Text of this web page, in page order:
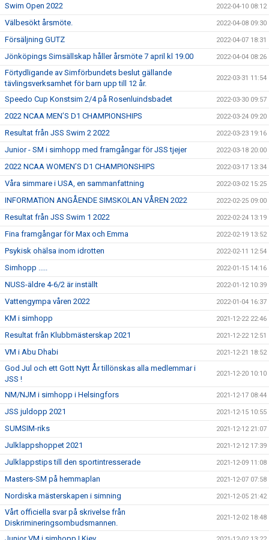
Swim Open 2022 2022-04-10 08:12
Välbesökt årsmöte. 2022-04-08 09:30
Försäljning GUTZ 2022-04-07 18:31
Jönköpings Simsällskap håller årsmöte 7 april kl 19.00 2022-04-04 08:26
Förtydligande av Simförbundets beslut gällande
tävlingsverksamhet för barn upp till 12 år.
2022-03-31 11:54
Speedo Cup Konstsim 2/4 på Rosenluindsbadet 2022-03-30 09:57
2022 NCAA MEN’S D1 CHAMPIONSHIPS 2022-03-24 09:20
Resultat från JSS Swim 2 2022 2022-03-23 19:16
Junior - SM i simhopp med framgångar för JSS tjejer 2022-03-18 20:00
2022 NCAA WOMEN’S D1 CHAMPIONSHIPS 2022-03-17 13:34
Våra simmare i USA, en sammanfattning 2022-03-02 15:25
INFORMATION ANGÅENDE SIMSKOLAN VÅREN 2022 2022-02-25 09:00
Resultat från JSS Swim 1 2022 2022-02-24 13:19
Fina framgångar för Max och Emma 2022-02-19 13:52
Psykisk ohälsa inom idrotten 2022-02-11 12:54
Simhopp ..... 2022-01-15 14:16
NUSS-äldre 4-6/2 är inställt 2022-01-12 10:39
Vattengympa våren 2022 2022-01-04 16:37
KM i simhopp 2021-12-22 22:46
Resultat från Klubbmästerskap 2021 2021-12-22 12:51
VM i Abu Dhabi 2021-12-21 18:52
God Jul och ett Gott Nytt År tillönskas alla medlemmar i
JSS !
2021-12-20 10:10
NM/NJM i simhopp i Helsingfors 2021-12-17 08:44
JSS juldopp 2021 2021-12-15 10:55
SUMSIM-riks 2021-12-12 21:07
Julklappshoppet 2021 2021-12-12 17:39
Julklappstips till den sportintresserade 2021-12-09 11:08
Masters-SM på hemmaplan 2021-12-07 07:58
Nordiska mästerskapen i simning 2021-12-05 21:42
Vårt officiella svar på skrivelse från
Diskrimineringsombudsmannen.
2021-12-02 18:48